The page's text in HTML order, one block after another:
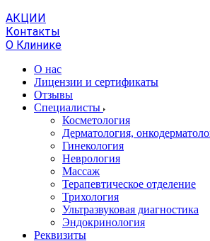
АКЦИИ
Контакты
О Клинике
О нас
Лицензии и сертификаты
Отзывы
Специалисты
Косметология
Дерматология,
Гинекология
Неврология
Массаж
Терапевтическое отделение
Трихология
Ультразвуковая диагностика
Эндокринология
Реквизиты